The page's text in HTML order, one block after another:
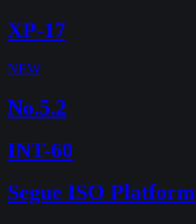
XP-17
NEW
No.5.2
INT-60
Segue ISO Platform